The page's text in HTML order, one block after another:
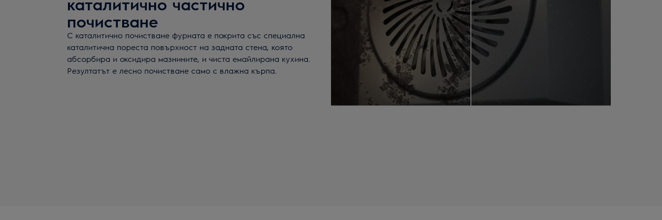
почистване
С каталитично почистване фурната е покрита със специална
каталитична пореста повърхност на задната стена, която
абсорбира и оксидира мазнините, и чиста емайлирана кухина.
Резултатът е лесно почистване само с влажна кърпа.